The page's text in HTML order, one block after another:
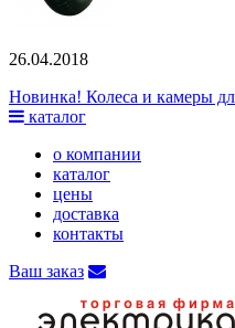
26.04.2018
Новинка! Колеса и камеры
каталог
о компании
каталог
цены
доставка
контакты
Ваш заказ